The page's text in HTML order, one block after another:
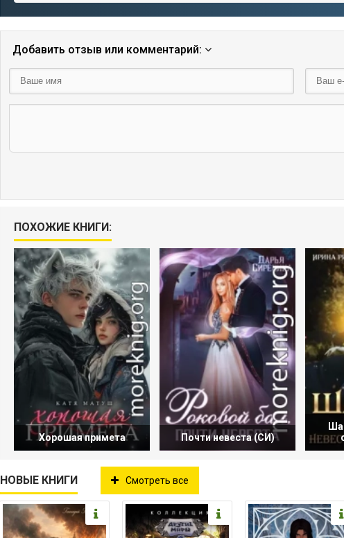
Добавить отзыв или комментарий:
ПОХОЖИЕ КНИГИ:
Хорошая примета Почти невеста (СИ)
НОВЫЕ КНИГИ Смотреть все